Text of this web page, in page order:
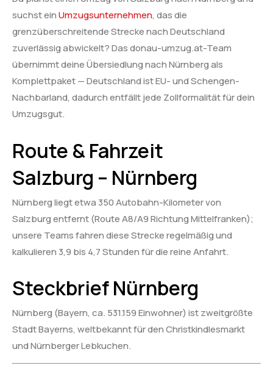
suchst einUmzugsunternehmen, das die
grenzüberschreitende Strecke nach Deutschland
zuverlässig abwickelt? Das donau-umzug.at-Team
übernimmt deine Übersiedlung nach Nürnberg als
Komplettpaket — Deutschland ist EU- und Schengen-
Nachbarland, dadurch entfällt jede Zollformalität für dein
Umzugsgut.
Route & Fahrzeit
Salzburg – Nürnberg
Nürnberg liegt etwa 350 Autobahn-Kilometer von
Salzburg entfernt (Route A8/A9 Richtung Mittelfranken);
unsere Teams fahren diese Strecke regelmäßig und
kalkulieren 3,9 bis 4,7 Stunden für die reine Anfahrt.
Steckbrief Nürnberg
Nürnberg (Bayern, ca. 531.159 Einwohner) ist zweitgrößte
Stadt Bayerns, weltbekannt für den Christkindlesmarkt
und Nürnberger Lebkuchen.